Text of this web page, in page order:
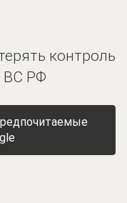
контроль
ВС РФ